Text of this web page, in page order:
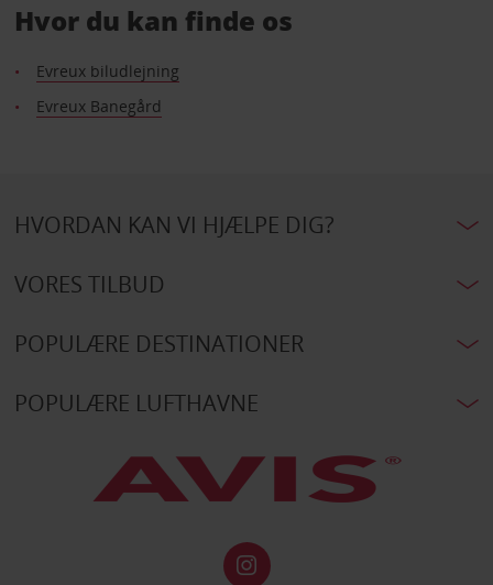
Hvor du kan finde os
Evreux biludlejning
Evreux Banegård
HVORDAN KAN VI HJÆLPE DIG?
VORES TILBUD
POPULÆRE DESTINATIONER
POPULÆRE LUFTHAVNE